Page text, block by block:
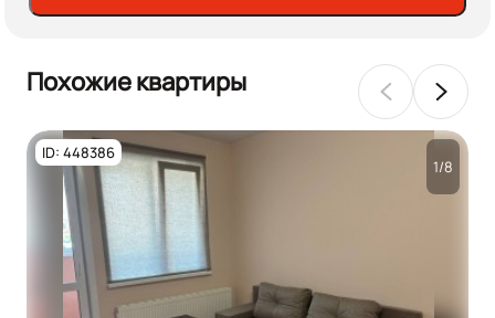
Похожие квартиры
ID: 448386
1/8